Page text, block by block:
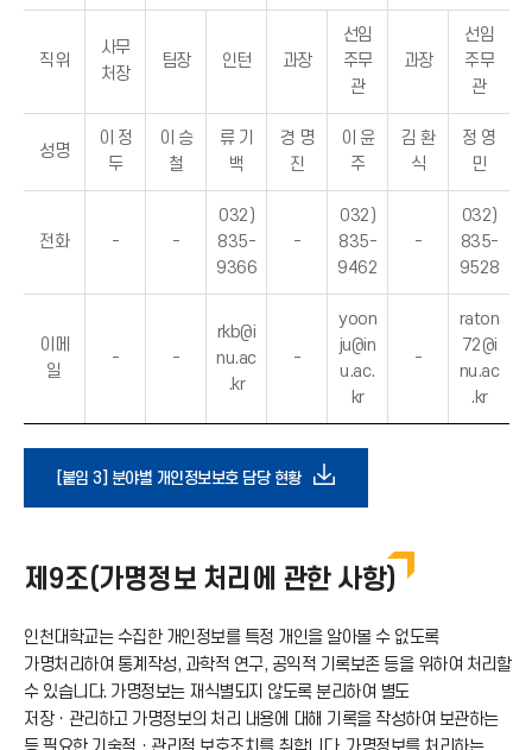
직위
사무
처장
팀장 인턴 과장
선임
주무
관
과장
선임
주무
관
성명
이 정
두
이 승
철
류 기
백
경 명
진
이 윤
주
김 환
식
정 영
민
전화 - -
032)
835-
9366
-
032)
835-
9462
-
032)
835-
9528
이메
일
- -
rkb@i
nu.ac
.kr
-
yoon
ju@in
u.ac.
kr
-
raton
72@i
nu.ac
.kr
[붙임 3] 분야별 개인정보보호 담당 현황다
로
드
아
제9조(가명정보 처리에 관한 사항)
인천대학교는 수집한 개인정보를 특정 개인을 알아볼 수 없도록
가명처리하여 통계작성, 과학적 연구, 공익적 기록보존 등을 위하여 처리할
수 있습니다. 가명정보는 재식별되지 않도록 분리하여 별도
저장ㆍ관리하고 가명정보의 처리 내용에 대해 기록을 작성하여 보관하는